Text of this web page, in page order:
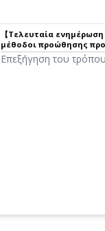
【Τελευταία ενημέρωση
μέθοδοι προώθησης
εξωτερικό | Αυξήστε
YouTube και φωνή AI
Επεξήγηση του τρόπου